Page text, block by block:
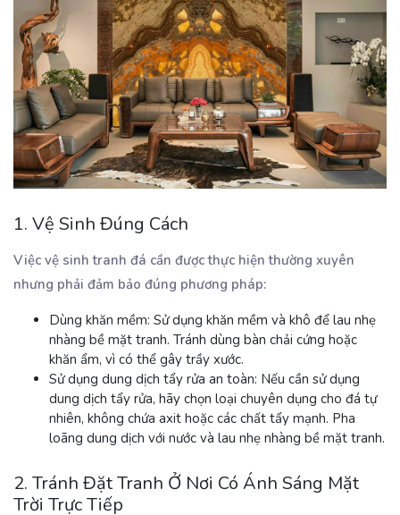
1. Vệ Sinh Đúng Cách
Việc vệ sinh tranh đá cần được thực hiện thường xuyên
nhưng phải đảm bảo đúng phương pháp:
Dùng khăn mềm: Sử dụng khăn mềm và khô để lau nhẹ
nhàng bề mặt tranh. Tránh dùng bàn chải cứng hoặc
khăn ẩm, vì có thể gây trầy xước.
Sử dụng dung dịch tẩy rửa an toàn: Nếu cần sử dụng
dung dịch tẩy rửa, hãy chọn loại chuyên dụng cho đá tự
nhiên, không chứa axit hoặc các chất tẩy mạnh. Pha
loãng dung dịch với nước và lau nhẹ nhàng bề mặt tranh.
2. Tránh Đặt Tranh Ở Nơi Có Ánh Sáng Mặt
Trời Trực Tiếp